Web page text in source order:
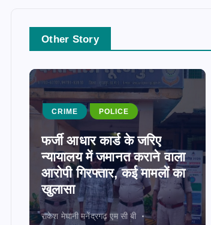
Other Story
CRIME POLICE
फर्जी आधार कार्ड के जरिए
न्यायालय में जमानत कराने वाला
आरोपी गिरफ्तार, कई मामलों का
खुलासा
राकेश मेघानी मनेंद्रगढ़ एम सी बी